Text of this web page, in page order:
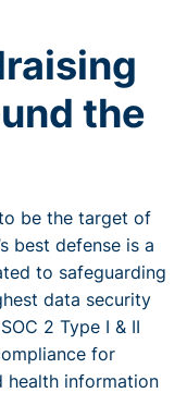
the
be the target of
best defense is a
to safeguarding
data security
2 Type I & II
for
health information